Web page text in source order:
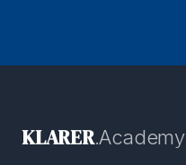
KLARER.Academy